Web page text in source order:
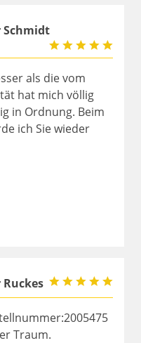
Schmidt
als die vom
hat mich völlig
in Ordnung. Beim
ich Sie wieder
Ruckes
Traum.